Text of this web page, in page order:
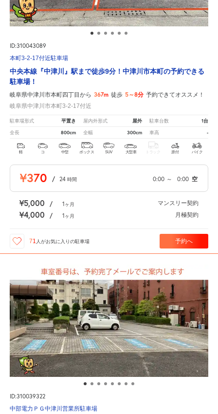
ID:310043089
本町3-2-17付近駐車場
中央本線『中津川』駅まで徒歩9分！中津川市本町の予約できる
駐車場！
岐阜県中津川市本町四丁目から 367m 徒歩 5～8分 予約できてオススメ！
岐阜県中津川市本町3-2-17付近
駐車場形式 平置き 屋内外形式 屋外 駐車台数 1台
全長 800cm 全幅 300cm 車高 -
軽 コ 中型 ボックス SUV 大型車 トラック 原付 バイク
¥370 / 24 時間 0:00 ～ 0:00 空
¥5,000 / 1ヶ月 マンスリー契約
¥4,000 / 1ヶ月 月極契約
71 人がお気に入りの駐車場 予約へ
ID:310039322
中部電力ＰＧ中津川営業所駐車場